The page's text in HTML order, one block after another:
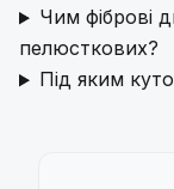
Чим фіброві
пелюсткових?
Під яким